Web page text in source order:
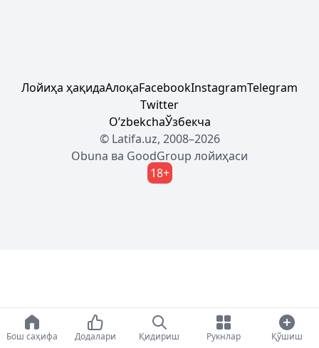
Лойиҳа ҳақидаАлоқаFacebookInstagramTelegram
Twitter
OʼzbekchaЎзбекча
© Latifa.uz, 2008–2026
Obuna ва GoodGroup лойиҳаси
18+
Бош саҳифа Додалари Қидириш Рукнлар Қўшиш